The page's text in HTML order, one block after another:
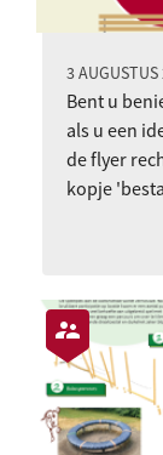
3
Bent u
als u een
de flyer
kopje